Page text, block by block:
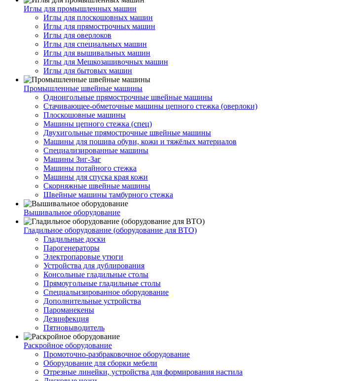
Иглы для промышленных машин
Иглы для плоскошовных машин
Иглы для прямострочных машин
Иглы для оверлоков
Иглы для специальных машин
Иглы для вышивальных машин
Иглы для Мешкозашивочных машин
Иглы для бытовых машин
Промышленные швейные машины
Одноигольные прямострочные швейные машины
Стачивающее-обметочные машины цепного стежка (оверлоки)
Плоскошовные машины
Машины цепного стежка (спец)
Двухигольные прямострочные швейные машины
Машины для пошива обуви, кожи и тяжёлых материалов
Специализированные машины
Машины Зиг-Заг
Машины потайного стежка
Машины для спуска края кожи
Скорняжные швейные машины
Швейные машины тамбурного стежка
Вышивальное оборудование
Гладильное оборудование (оборудование для ВТО)
Гладильные доски
Парогенераторы
Электропаровые утюги
Устройства для дублирования
Консольные гладильные столы
Прямоугольные гладильные столы
Специальизированное оборудование
Дополнительные устройства
Пароманекены
Дезинфекция
Пятновыводитель
Раскройное оборудование
Промоточно-разбраковочное оборудование
Оборудование для сборки мебели
Отрезные линейки, устройства для формирования настила